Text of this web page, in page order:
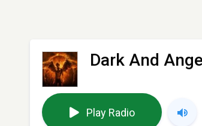
Dark And
Play Radio